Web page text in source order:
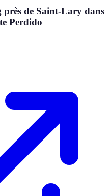
de Saint-Lary dans
Perdido